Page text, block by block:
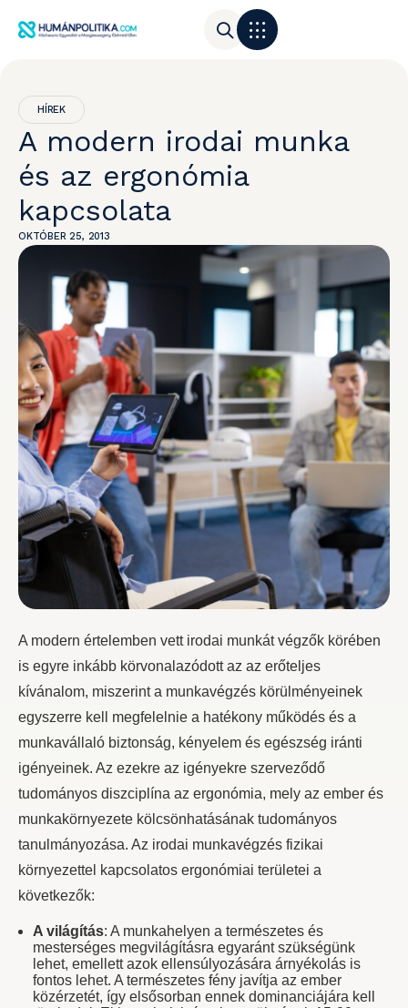
HÍREK
A modern irodai munka
és az ergonómia
kapcsolata
OKTÓBER 25, 2013
A modern értelemben vett irodai munkát végzők körében
is egyre inkább körvonalazódott az az erőteljes
kívánalom, miszerint a munkavégzés körülményeinek
egyszerre kell megfelelnie a hatékony működés és a
munkavállaló biztonság, kényelem és egészség iránti
igényeinek. Az ezekre az igényekre szerveződő
tudományos diszciplína az ergonómia, mely az ember és
munkakörnyezete kölcsönhatásának tudományos
tanulmányozása. Az irodai munkavégzés fizikai
környezettel kapcsolatos ergonómiai területei a
következők:
A világítás: A munkahelyen a természetes és
mesterséges megvilágításra egyaránt szükségünk
lehet, emellett azok ellensúlyozására árnyékolás is
fontos lehet. A természetes fény javítja az ember
közérzetét, így elsősorban ennek dominanciájára kell